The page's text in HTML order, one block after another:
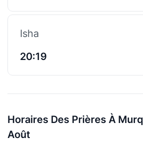
Isha
20:19
Horaires Des Prières À
Août